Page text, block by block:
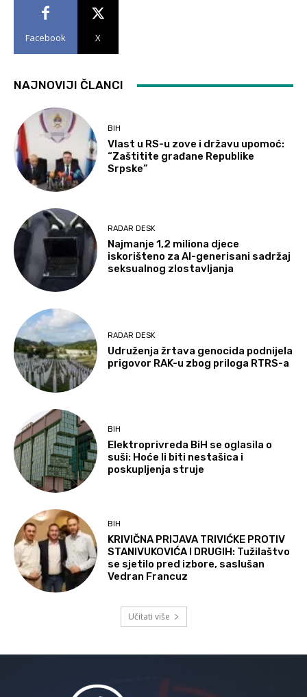
Facebook X
NAJNOVIJI ČLANCI
BIH
Vlast u RS-u zove i državu upomoć:
“Zaštitite građane Republike
Srpske”
RADAR DESK
Najmanje 1,2 miliona djece
iskorišteno za AI-generisani sadržaj
seksualnog zlostavljanja
RADAR DESK
Udruženja žrtava genocida podnijela
prigovor RAK-u zbog priloga RTRS-a
BIH
Elektroprivreda BiH se oglasila o
suši: Hoće li biti nestašica i
poskupljenja struje
BIH
KRIVIČNA PRIJAVA TRIVIĆKE PROTIV
STANIVUKOVIĆA I DRUGIH: Tužilaštvo
se sjetilo pred izbore, saslušan
Vedran Francuz
Učitati više